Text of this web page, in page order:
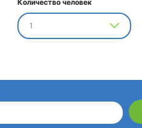
Количество человек
1